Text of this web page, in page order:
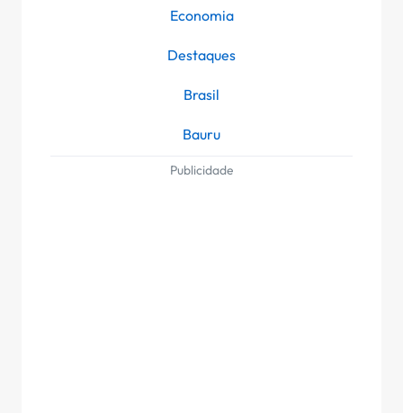
Economia
Destaques
Brasil
Bauru
Publicidade